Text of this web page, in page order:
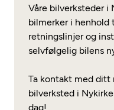
Diagnose/
Se alle
Fritt verkstedvalg
Lønnsomt valg
Våre bilverksteder i
bilmerker i henhold
retningslinjer og
selvfølgelig bilens
Ta kontakt med
bilverksted i
dag!